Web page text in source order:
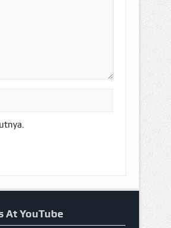
At YouTube